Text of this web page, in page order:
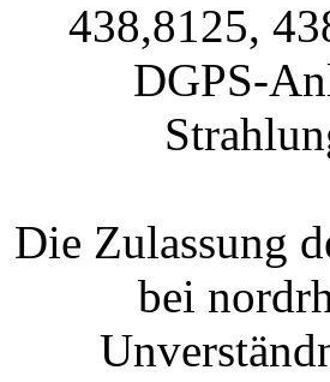
438,8125,
DGPS-
Die Zulassung
bei